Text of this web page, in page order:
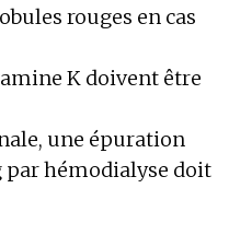
rouges en cas
K doivent être
une épuration
par hémodialyse doit